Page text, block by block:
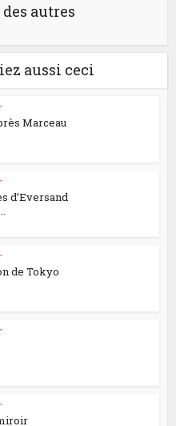
autres
aussi ceci
Marceau
d’Eversand
de Tokyo